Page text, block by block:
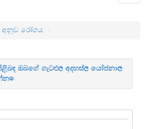
අනුව රෝගය
ඔබගේ ගැටළු, අදහස්, යෝජනා,